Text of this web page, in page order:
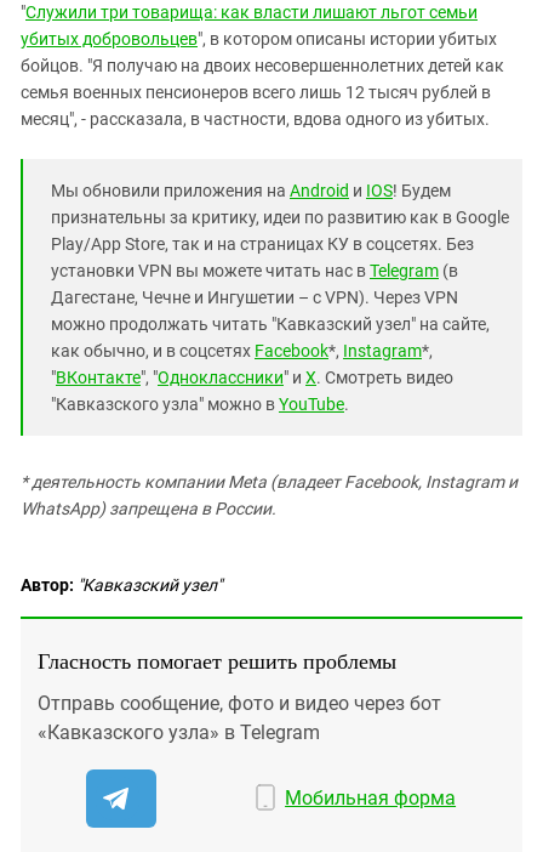
"Служили три товарища: как власти лишают льгот семьи
убитых добровольцев", в котором описаны истории убитых
бойцов. "Я получаю на двоих несовершеннолетних детей как
семья военных пенсионеров всего лишь 12 тысяч рублей в
месяц", - рассказала, в частности, вдова одного из убитых.
Мы обновили приложения на Android и IOS! Будем
признательны за критику, идеи по развитию как в Google
Play/App Store, так и на страницах КУ в соцсетях. Без
установки VPN вы можете читать нас вTelegram (в
Дагестане, Чечне и Ингушетии – с VPN). Через VPN
можно продолжать читать "Кавказский узел" на сайте,
как обычно, и в соцсетях Facebook*, Instagram*,
"ВКонтакте", "Одноклассники" и X. Смотреть видео
"Кавказского узла" можно вYouTube.
* деятельность компании Meta (владеет Facebook, Instagram и
WhatsApp) запрещена в России.
Автор: "Кавказский узел"
Гласность помогает решить проблемы
Отправь сообщение, фото и видео через бот
«Кавказского узла» в Telegram
Мобильная форма